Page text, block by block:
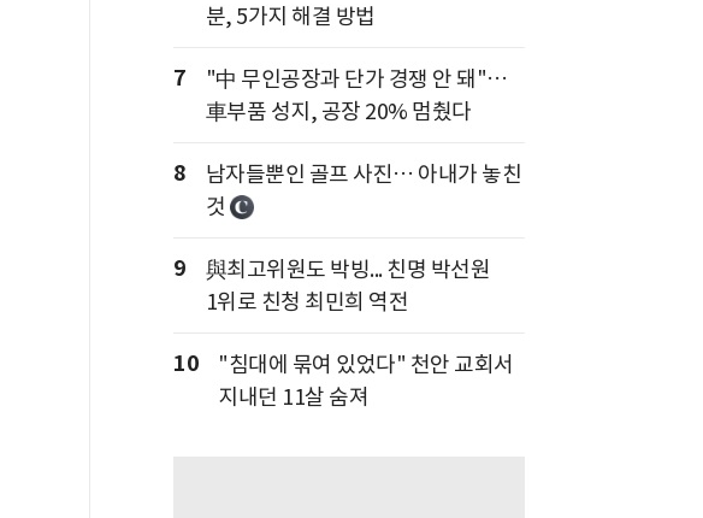
분, 5가지 해결 방법
7
"中 무인공장과 단가 경쟁 안 돼"…
車부품 성지, 공장 20% 멈췄다
8
남자들뿐인 골프 사진… 아내가 놓친
것
9
與최고위원도 박빙... 친명 박선원
1위로 친청 최민희 역전
10
"침대에 묶여 있었다" 천안 교회서
지내던 11살 숨져